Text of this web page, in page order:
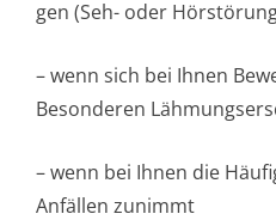
gen (Seh- oder
– wenn sich bei Ihnen
Besonderen
– wenn bei Ihnen die
Anfällen zunimmt